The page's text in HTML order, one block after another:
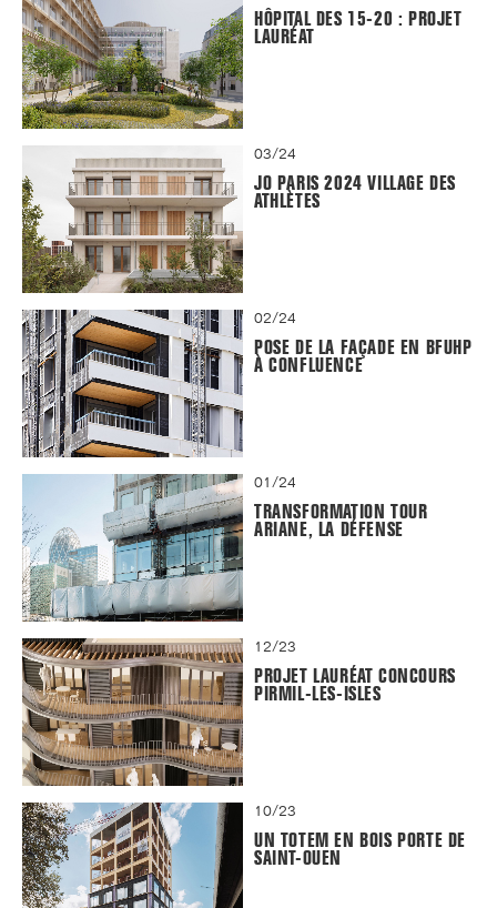
HÔPITAL DES 15-20 : PROJET
LAURÉAT
03/24
JO PARIS 2024 VILLAGE DES
ATHLÈTES
02/24
POSE DE LA FAÇADE EN BFUHP
À CONFLUENCE
01/24
TRANSFORMATION TOUR
ARIANE, LA DÉFENSE
12/23
PROJET LAURÉAT CONCOURS
PIRMIL-LES-ISLES
10/23
UN TOTEM EN BOIS PORTE DE
SAINT-OUEN